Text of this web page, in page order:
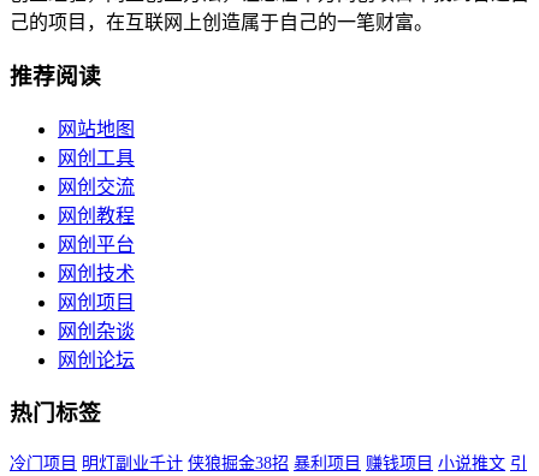
己的项目，在互联网上创造属于自己的一笔财富。
推荐阅读
网站地图
网创工具
网创交流
网创教程
网创平台
网创技术
网创项目
网创杂谈
网创论坛
热门标签
冷门项目 明灯副业千计 侠狼掘金38招 暴利项目 赚钱项目 小说推文 引